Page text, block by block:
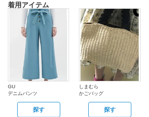
着用アイテム
GU
デニムパンツ
探す
しまむら
かごバッグ
探す